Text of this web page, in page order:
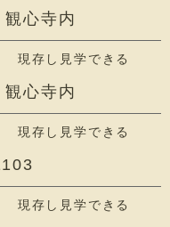
心寺内
現存し見学できる
心寺内
現存し見学できる
現存し見学できる